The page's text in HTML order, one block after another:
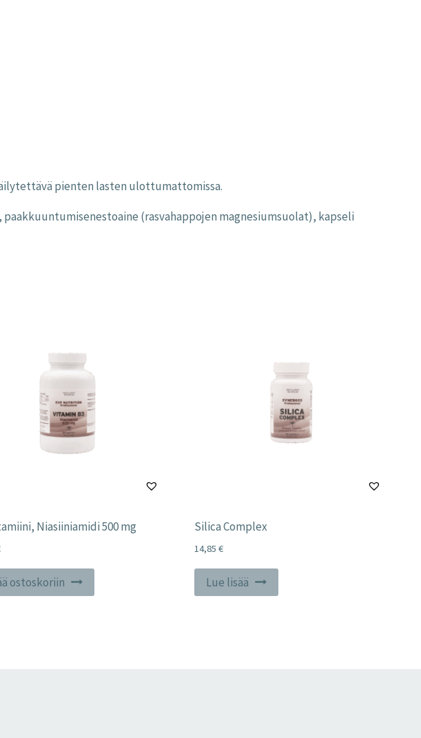
pienten lasten ulottumattomissa.
(rasvahappojen magnesiumsuolat), kapseli
Niasiiniamidi 500 mg
ostoskoriin
Silica Complex
14,85 €
Lue lisää